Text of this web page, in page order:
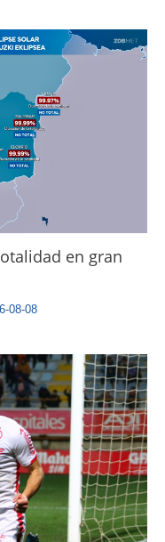
en gran
08-08